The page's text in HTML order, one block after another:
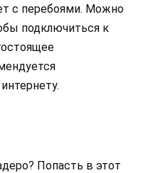
с перебоями. Можно
подключиться к
Попасть в этот